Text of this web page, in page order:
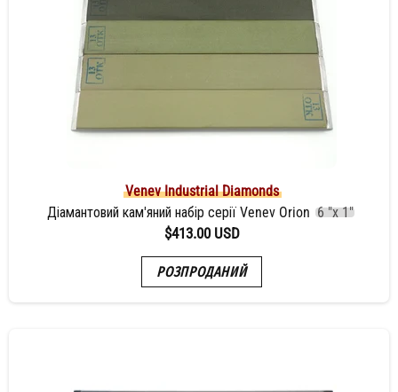
Venev Industrial Diamonds
Діамантовий кам'яний набір серії Venev Orion 6 "х 1"
$413.00 USD
РОЗПРОДАНИЙ